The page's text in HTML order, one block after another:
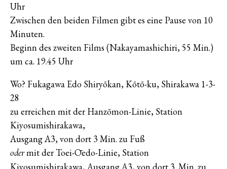
Uhr
Zwischen den beiden Filmen gibt es eine Pause von 10
Minuten.
Beginn des zweiten Films (Nakayamashichiri, 55 Min.)
um ca. 19.45 Uhr
Wo? Fukagawa Edo Shiryōkan, Kōtō-ku, Shirakawa 1-3-
28
zu erreichen mit der Hanzōmon-Linie, Station
Kiyosumishirakawa,
Ausgang A3, von dort 3 Min. zu Fuß
odermit der Toei-Ōedo-Linie, Station